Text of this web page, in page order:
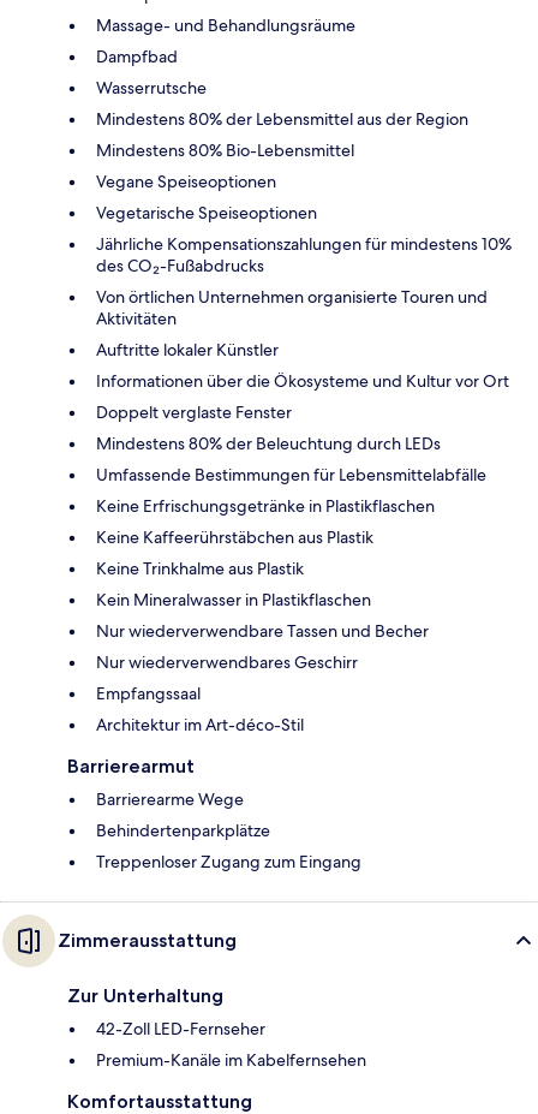
Massage- und Behandlungsräume
Dampfbad
Wasserrutsche
Mindestens 80% der Lebensmittel aus der Region
Mindestens 80% Bio-Lebensmittel
Vegane Speiseoptionen
Vegetarische Speiseoptionen
Jährliche Kompensationszahlungen für mindestens 10%
des CO₂-Fußabdrucks
Von örtlichen Unternehmen organisierte Touren und
Aktivitäten
Auftritte lokaler Künstler
Informationen über die Ökosysteme und Kultur vor Ort
Doppelt verglaste Fenster
Mindestens 80% der Beleuchtung durch LEDs
Umfassende Bestimmungen für Lebensmittelabfälle
Keine Erfrischungsgetränke in Plastikflaschen
Keine Kaffeerührstäbchen aus Plastik
Keine Trinkhalme aus Plastik
Kein Mineralwasser in Plastikflaschen
Nur wiederverwendbare Tassen und Becher
Nur wiederverwendbares Geschirr
Empfangssaal
Architektur im Art-déco-Stil
Barrierearmut
Barrierearme Wege
Behindertenparkplätze
Treppenloser Zugang zum Eingang
Zimmerausstattung
Zur Unterhaltung
42-Zoll LED-Fernseher
Premium-Kanäle im Kabelfernsehen
Komfortausstattung